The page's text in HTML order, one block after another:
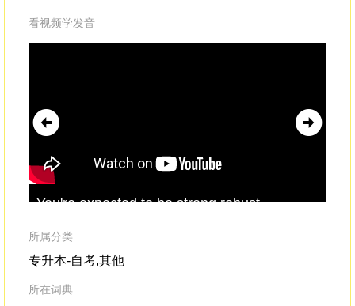
看视频学发音
You're expected to be strong,robust,
physically
所属分类
专升本-自考,其他
所在词典